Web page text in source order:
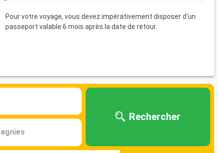
Pour votre voyage, vous devez impérativement disposer d'un
passeport valable 6 mois après la date de retour.
Rechercher